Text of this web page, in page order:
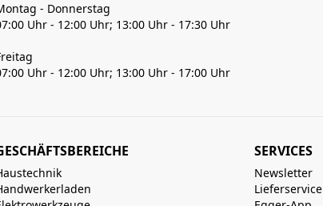
- Donnerstag
Uhr - 12:00 Uhr; 13:00 Uhr - 17:30 Uhr
Uhr - 12:00 Uhr; 13:00 Uhr - 17:00 Uhr
SERVICES
Newsletter
Lieferservice